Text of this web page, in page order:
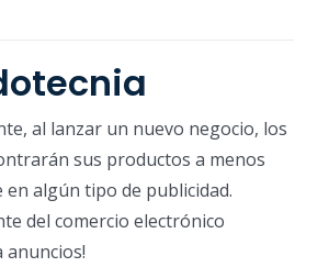
al lanzar un nuevo negocio, los
sus productos a menos
en algún tipo de publicidad.
del comercio electrónico
anuncios!